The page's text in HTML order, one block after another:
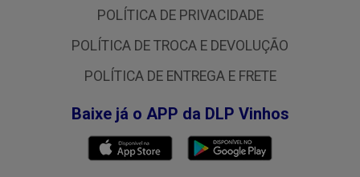
POLÍTICA DE PRIVACIDADE
POLÍTICA DE TROCA E DEVOLUÇÃO
POLÍTICA DE ENTREGA E FRETE
Baixe já o APP da DLP Vinhos